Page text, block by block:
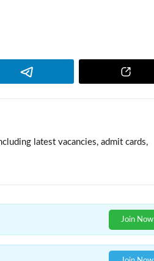
latest vacancies, admit cards,
Join Now